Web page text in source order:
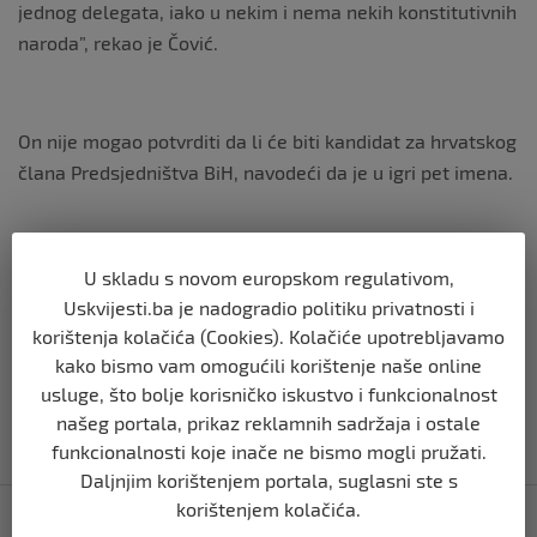
jednog delegata, iako u nekim i nema nekih konstitutivnih
naroda”, rekao je Čović.
On nije mogao potvrditi da li će biti kandidat za hrvatskog
člana Predsjedništva BiH, navodeći da je u igri pet imena.
“Ja mislim da će među Hrvatima odziv biti na nivou koji
smo imali prošli put i da će rezultat biti bolji nego prošli
put. Izazova je previše i na njih se mora odgovoriti
visokim izlaskom”, poručio je Čović.
Navigacija
𝗛𝗮𝘀𝗮𝗻 𝗦𝗲𝗺𝗮𝗻𝗶𝗰 i u sezoni 2022/23 glavni trener
U skladu s novom europskom regulativom,
Uskvijesti.ba je nadogradio politiku privatnosti i
korištenja kolačića (Cookies). Kolačiće upotrebljavamo
kako bismo vam omogućili korištenje naše online
usluge, što bolje korisničko iskustvo i funkcionalnost
našeg portala, prikaz reklamnih sadržaja i ostale
funkcionalnosti koje inače ne bismo mogli pružati.
Daljnjim korištenjem portala, suglasni ste s
korištenjem kolačića.